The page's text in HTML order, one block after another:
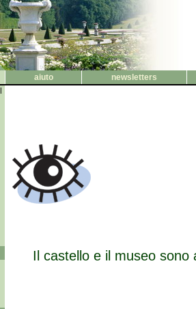
aiuto
newsletters
Il castello e il museo